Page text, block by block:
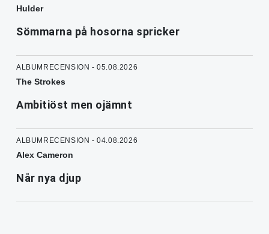
Hulder
Sömmarna på hosorna spricker
ALBUMRECENSION - 05.08.2026
The Strokes
Ambitiöst men ojämnt
ALBUMRECENSION - 04.08.2026
Alex Cameron
Når nya djup